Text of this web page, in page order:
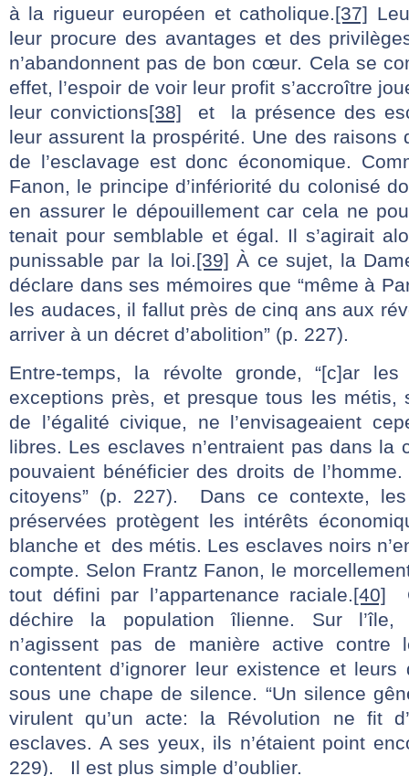
à la rigueur européen et catholique.[37]
leur procure des avantages et des
n’abandonnent pas de bon cœur. Cela se
effet, l’espoir de voir leur profit s’accroître
leur convictions[38] et la présence des
leur assurent la prospérité. Une des raisons
de l’esclavage est donc économique.
Fanon, le principe d’infériorité du colonisé
en assurer le dépouillement car cela ne
tenait pour semblable et égal. Il s’agirait
punissable par la loi.[39] À ce sujet, la
déclare dans ses mémoires que “même à
les audaces, il fallut près de cinq ans aux
arriver à un décret d’abolition” (p. 227).
Entre-temps, la révolte gronde, “[c]ar
exceptions près, et presque tous les métis,
de l’égalité civique, ne l’envisageaient
libres. Les esclaves n’entraient pas dans la
pouvaient bénéficier des droits de
citoyens” (p. 227). Dans ce contexte,
préservées protègent les intérêts
blanche et des métis. Les esclaves noirs
compte. Selon Frantz Fanon, le
tout défini par l’appartenance raciale.[40]
déchire la population îlienne. Sur l’île,
n’agissent pas de manière active
contentent d’ignorer leur existence et
sous une chape de silence. “Un silence
virulent qu’un acte: la Révolution ne fit
esclaves. A ses yeux, ils n’étaient point
229). Il est plus simple d’oublier.